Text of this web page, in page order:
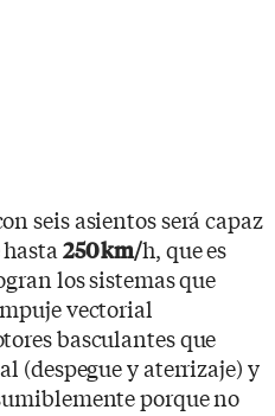
seis asientos será capaz
250 km/h, que es
los sistemas que
vectorial
basculantes que
(despegue y aterrizaje) y
porque no